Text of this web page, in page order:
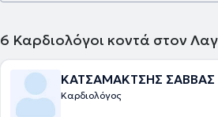
6 Καρδιολόγοι κοντά στον
ΚΑΤΣΑΜΑΚΤΣΗΣ ΣΑΒΒΑΣ
Καρδιολόγος